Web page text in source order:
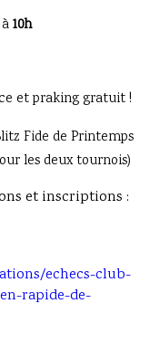
à10h
et praking gratuit !
Fide de Printemps
les deux tournois)
et inscriptions :
echecs-club-
rapide-de-